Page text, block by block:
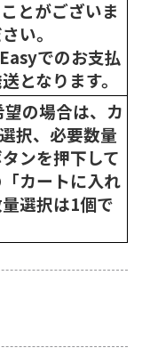
とがございま
い。
でのお支払
となります。
の場合は、カ
択、必要数量
ンを押下して
カートに入れ
選択は1個で